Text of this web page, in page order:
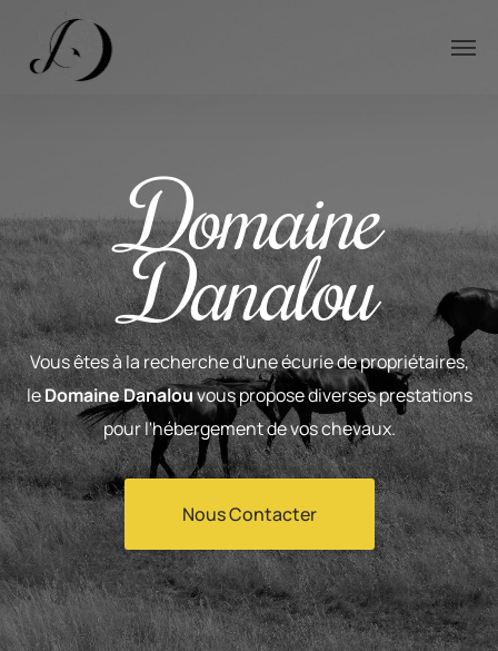
Domaine
Danalou
Vous êtes à la recherche d'une écurie de propriétaires,
leDomaine Danalouvous propose diverses prestations
pour l'hébergement de vos chevaux.
Nous Contacter